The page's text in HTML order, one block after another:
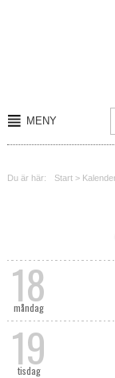
MENY
Kontakt
Verksamheter
Du är här: Start>
18
måndag
19
tisdag